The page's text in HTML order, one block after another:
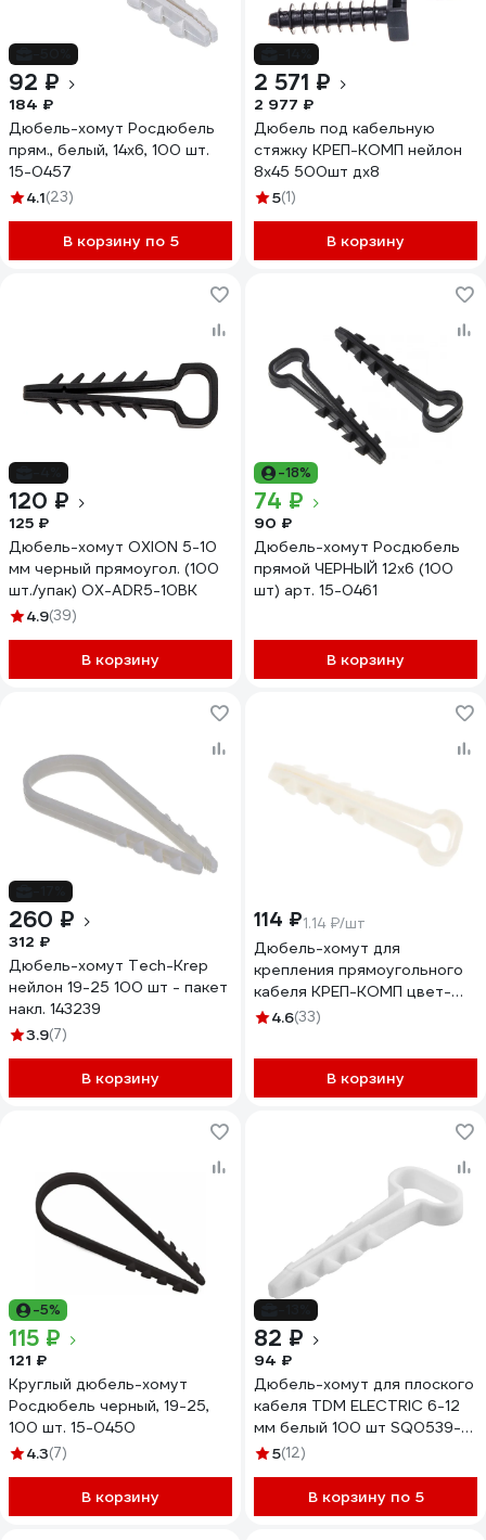
92 ₽
184 ₽
Дюбель-хомут Росдюбель
прям., белый, 14x6, 100 шт.
15-0457
4.1(23)
В корзину по 5
2 571 ₽
2 977 ₽
Дюбель под кабельную
стяжку КРЕП-КОМП нейлон
8х45 500шт дх8
5(1)
В корзину
120 ₽
125 ₽
Дюбель-хомут OXION 5-10
мм черный прямоугол. (100
шт./упак) OX-ADR5-10BK
4.9(39)
В корзину
-18%
74 ₽
90 ₽
Дюбель-хомут Росдюбель
прямой ЧЕРНЫЙ 12х6 (100
шт) арт. 15-0461
В корзину
260 ₽
312 ₽
Дюбель-хомут Tech-Krep
нейлон 19-25 100 шт - пакет
накл. 143239
3.9(7)
В корзину
114 ₽1.14 ₽/шт
Дюбель-хомут для
крепления прямоугольного
кабеля КРЕП-КОМП цвет-
белый 10х5 100шт дх105
4.6(33)
В корзину
-5%
115 ₽
121 ₽
Круглый дюбель-хомут
Росдюбель черный, 19-25,
100 шт. 15-0450
4.3(7)
В корзину
82 ₽
94 ₽
Дюбель-хомут для плоского
кабеля TDM ELECTRIC 6-12
мм белый 100 шт SQ0539-
0033
5(12)
В корзину по 5